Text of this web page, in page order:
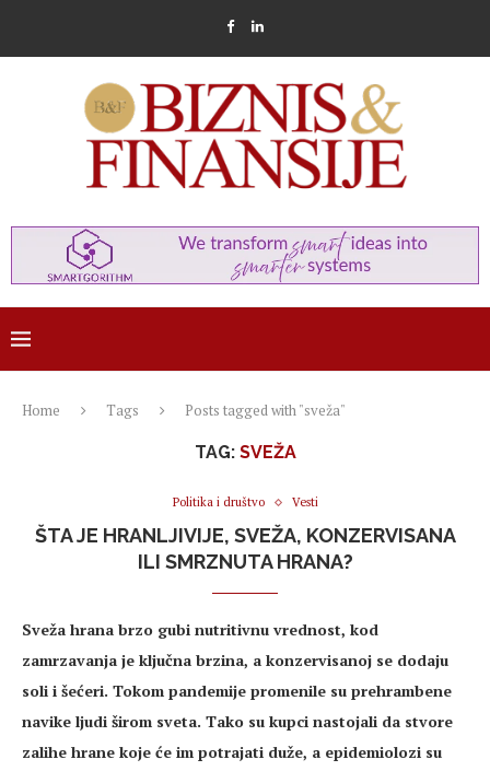
Home Tags Posts tagged with "sveža"
TAG: SVEŽA
Politika i društvo Vesti
ŠTA JE HRANLJIVIJE, SVEŽA, KONZERVISANA
ILI SMRZNUTA HRANA?
Sveža hrana brzo gubi nutritivnu vrednost, kod
zamrzavanja je ključna brzina, a konzervisanoj se dodaju
soli i šećeri. Tokom pandemije promenile su prehrambene
navike ljudi širom sveta. Tako su kupci nastojali da stvore
zalihe hrane koje će im potrajati duže, a epidemiolozi su